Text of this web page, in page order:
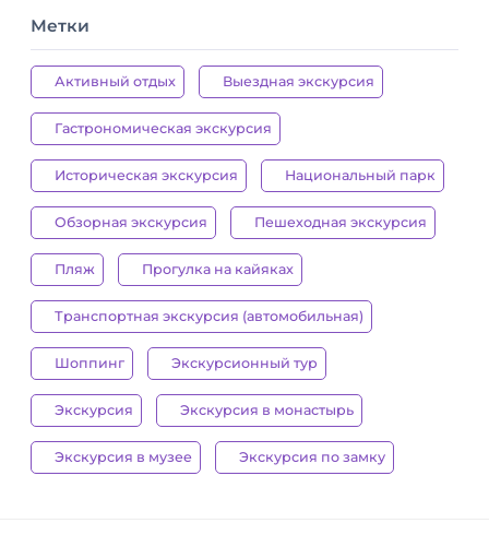
Метки
Активный отдых Выездная экскурсия
Гастрономическая экскурсия
Историческая экскурсия Национальный парк
Обзорная экскурсия Пешеходная экскурсия
Пляж Прогулка на кайяках
Транспортная экскурсия (автомобильная)
Шоппинг Экскурсионный тур
Экскурсия Экскурсия в монастырь
Экскурсия в музее Экскурсия по замку